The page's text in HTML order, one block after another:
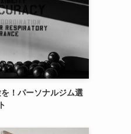
！パーソナルジム選